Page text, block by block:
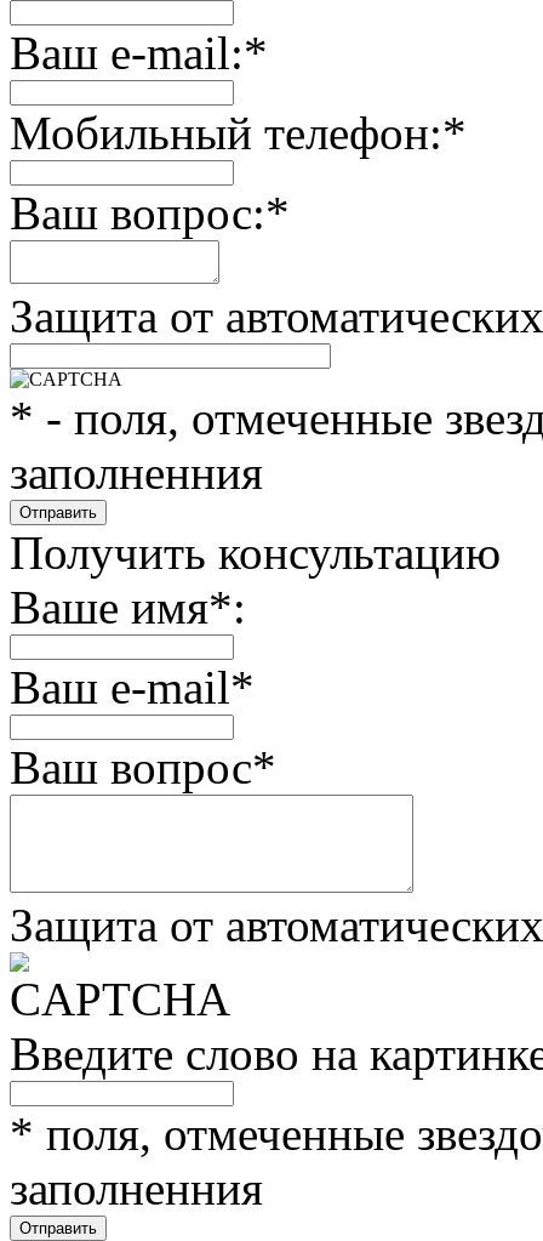
Ваш e-mail:*
Мобильный телефон:*
Ваш вопрос:*
Защита от
* - поля, отмеченные
заполненния
Получить консультацию
Ваше имя*:
Ваш e-mail*
Ваш вопрос*
Защита от
Введите слово на
* поля, отмеченные
заполненния